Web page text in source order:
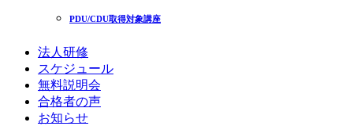
PDU/CDU取得対象講座
法人研修
スケジュール
無料説明会
合格者の声
お知らせ